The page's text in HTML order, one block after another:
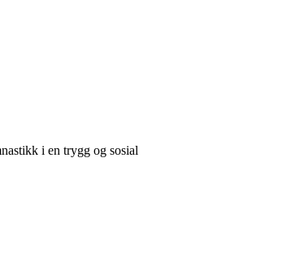
i en trygg og sosial